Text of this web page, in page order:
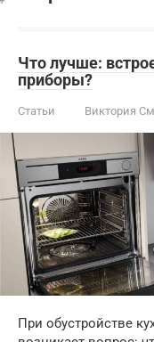
Что лучше:
приборы?
Статьи Виктория
При обустройстве